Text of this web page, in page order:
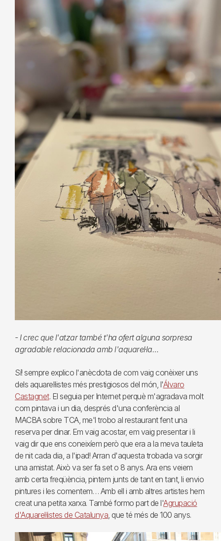
- I crec que l'atzar també t'ha ofert alguna sorpresa
agradable relacionada amb l'aquarel·la…
Sí! sempre explico l'anècdota de com vaig conèixer uns
dels aquarel·listes més prestigiosos del món, l'Álvaro
Castagnet. El seguia per Internet perquè m'agradava molt
com pintava i un dia, després d'una conferència al
MACBA sobre TCA, me'l trobo al restaurant fent una
reserva per dinar. Em vaig acostar, em vaig presentar i li
vaig dir que ens coneixíem però que era a la meva tauleta
de nit cada dia, a l'ipad! Arran d'aquesta trobada va sorgir
una amistat. Això va ser fa set o 8 anys. Ara ens veiem
amb certa freqüència, pintem junts de tant en tant, li envio
pintures i les comentem… Amb ell i amb altres artistes hem
creat una petita xarxa. També formo part de l'Agrupació
d'Aquarel·listes de Catalunya , que té més de 100 anys.